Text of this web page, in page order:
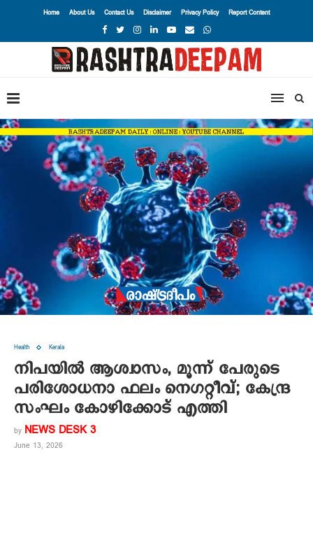
Home About Us Contact Us Disclaimer Privacy Policy Report Content
Health Kerala
നിപയിൽ ആശ്വാസം, മൂന്ന് പേരുടെ
പരിശോധനാ ഫലം നെ​ഗറ്റീവ്; കേന്ദ്ര
സംഘം കോഴിക്കോട് എത്തി
by NEWS DESK 3
June 13, 2026